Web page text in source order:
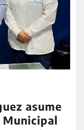
asume